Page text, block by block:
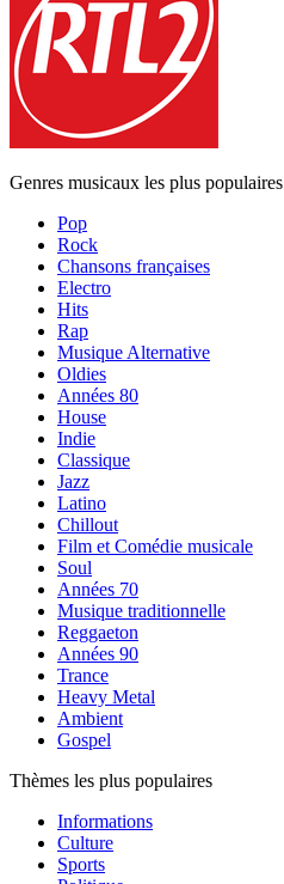
Genres musicaux les plus populaires
Pop
Rock
Chansons françaises
Electro
Hits
Rap
Musique Alternative
Oldies
Années 80
House
Indie
Classique
Jazz
Latino
Chillout
Film et Comédie musicale
Soul
Années 70
Musique traditionnelle
Reggaeton
Années 90
Trance
Heavy Metal
Ambient
Gospel
Thèmes les plus populaires
Informations
Culture
Sports